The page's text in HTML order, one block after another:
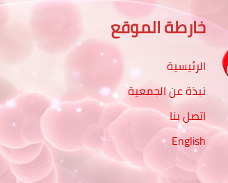
خارطة الموقع
الرئيسية
نبذة عن الجمعية
اتصل بنا
English